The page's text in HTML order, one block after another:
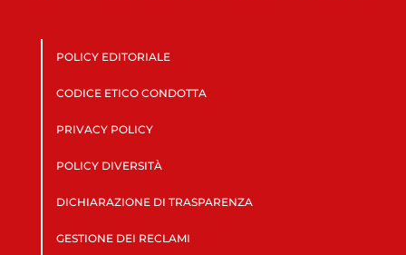
POLICY EDITORIALE
CODICE ETICO CONDOTTA
PRIVACY POLICY
POLICY DIVERSITÀ
DICHIARAZIONE DI TRASPARENZA
GESTIONE DEI RECLAMI